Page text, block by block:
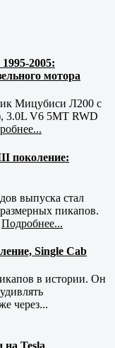
2005:
мотора
Мицубиси Л200 с
3.0L V6 5MT RWD
поколение:
выпуска стал
пикапов.
Подробнее...
Single Cab
в истории. Он
через...
на Tesla